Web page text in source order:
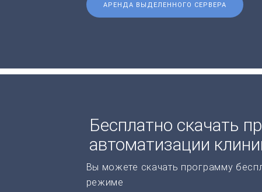
АРЕНДА ВЫДЕЛЕННОГО СЕРВЕРА
Бесплатно скачать
автоматизации
Вы можете скачать программу
режиме